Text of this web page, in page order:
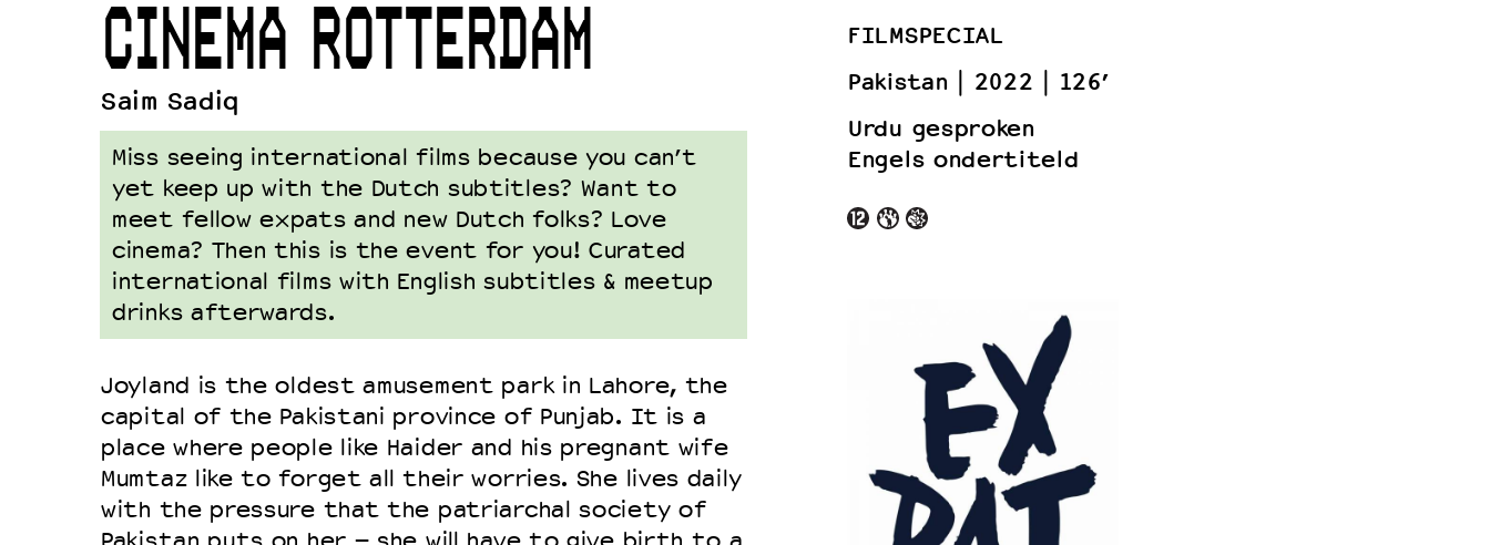
Duurzaamheid
Culturele boycot Israël
Ruimte voor artistieke vrijheid – VNPF
CINEMA ROTTERDAM
Saim Sadiq
Miss seeing international films because you can’t
yet keep up with the Dutch subtitles? Want to
meet fellow expats and new Dutch folks? Love
cinema? Then this is the event for you! Curated
international films with English subtitles & meetup
drinks afterwards.
Joyland is the oldest amusement park in Lahore, the
capital of the Pakistani province of Punjab. It is a
place where people like Haider and his pregnant wife
Mumtaz like to forget all their worries. She lives daily
with the pressure that the patriarchal society of
FILMSPECIAL
Pakistan
2022
126’
Urdu gesproken
Engels ondertiteld